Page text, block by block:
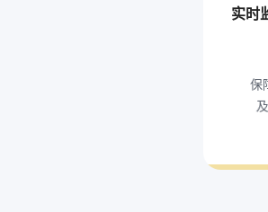
实时
保